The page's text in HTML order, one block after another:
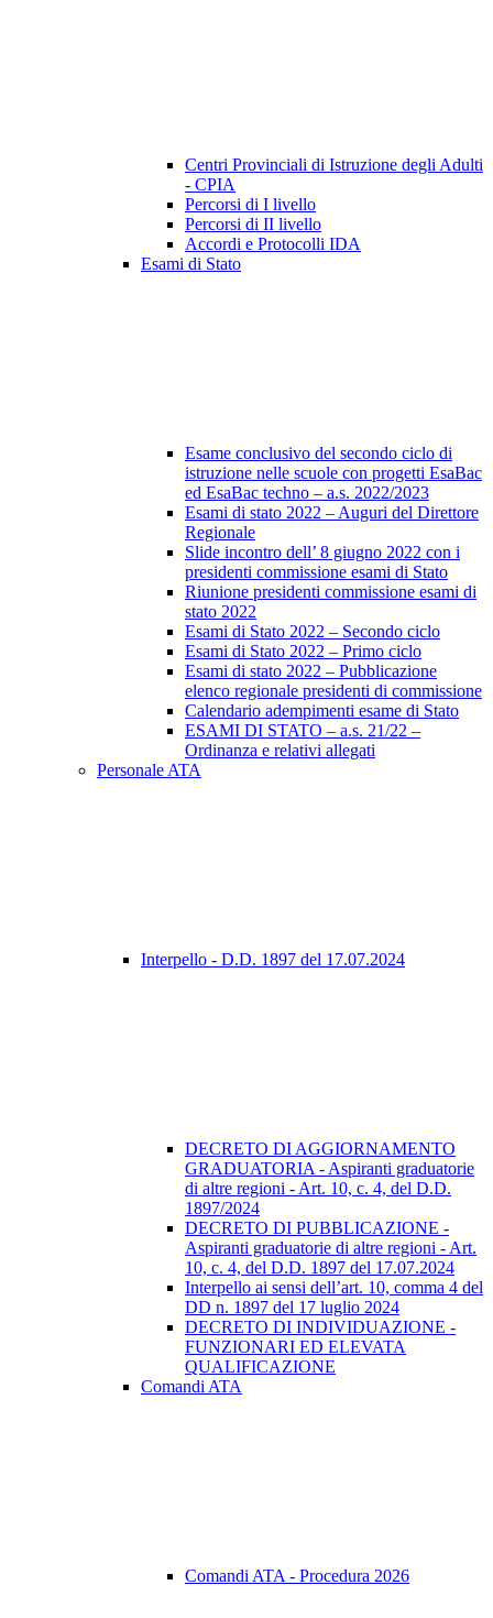
Centri Provinciali di Istruzione degli Adulti
- CPIA
Percorsi di I livello
Percorsi di II livello
Accordi e Protocolli IDA
Esami di Stato
Esame conclusivo del secondo ciclo di
istruzione nelle scuole con progetti EsaBac
ed EsaBac techno – a.s. 2022/2023
Esami di stato 2022 – Auguri del Direttore
Regionale
Slide incontro dell’ 8 giugno 2022 con i
presidenti commissione esami di Stato
Riunione presidenti commissione esami di
stato 2022
Esami di Stato 2022 – Secondo ciclo
Esami di Stato 2022 – Primo ciclo
Esami di stato 2022 – Pubblicazione
elenco regionale presidenti di commissione
Calendario adempimenti esame di Stato
ESAMI DI STATO – a.s. 21/22 –
Ordinanza e relativi allegati
Personale ATA
Interpello - D.D. 1897 del 17.07.2024
DECRETO DI AGGIORNAMENTO
GRADUATORIA - Aspiranti graduatorie
di altre regioni - Art. 10, c. 4, del D.D.
1897/2024
DECRETO DI PUBBLICAZIONE -
Aspiranti graduatorie di altre regioni - Art.
10, c. 4, del D.D. 1897 del 17.07.2024
Interpello ai sensi dell’art. 10, comma 4 del
DD n. 1897 del 17 luglio 2024
DECRETO DI INDIVIDUAZIONE -
FUNZIONARI ED ELEVATA
QUALIFICAZIONE
Comandi ATA
Comandi ATA - Procedura 2026